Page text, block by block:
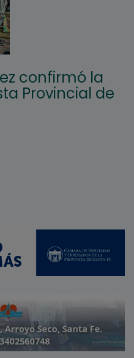
confirmó la
Provincial de